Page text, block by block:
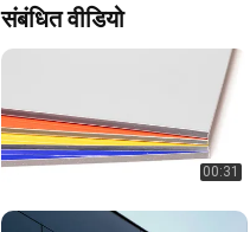
संबंधित वीडियो
00:31